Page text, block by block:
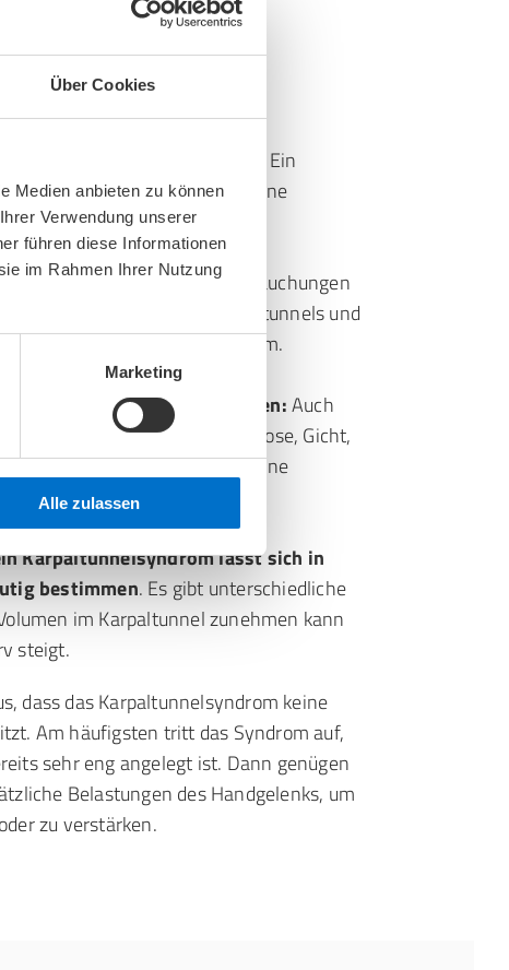
Über Cookies
Medien anbieten zu können
Verwendung unserer
führen diese Informationen
im Rahmen Ihrer Nutzung
Marketing
Alle zulassen
Ein
kann das Risiko für eine
Medianus erhöhen.
Frakturen oder Verstauchungen
in der Struktur des Karpaltunnels und
für ein Karpaltunnelsyndrom.
der Sehnenscheiden:Auch
Erkrankungen (Diabetes, Arthrose, Gicht,
Übergewicht etc.) erhöht eine
KTS.
Karpaltunnelsyndrom lässt sich in
bestimmen. Es gibt unterschiedliche
im Karpaltunnel zunehmen kann
steigt.
dass das Karpaltunnelsyndrom keine
Am häufigsten tritt das Syndrom auf,
sehr eng angelegt ist. Dann genügen
Belastungen des Handgelenks, um
zu verstärken.